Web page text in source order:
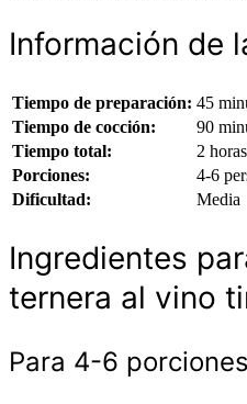
Información de
Tiempo de preparación: 45
Tiempo de cocción:
90
Tiempo total:
2
Porciones:
4-6
Dificultad:
Media
Ingredientes
ternera al vino
Para 4-6 porciones